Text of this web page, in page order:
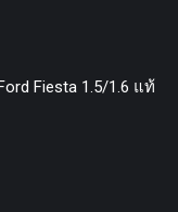
Fiesta 1.5/1.6 แท้